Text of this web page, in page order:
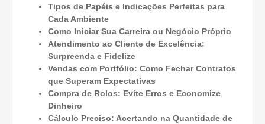
Tipos de Papéis e Indicações Perfeitas para
Cada Ambiente
Como Iniciar Sua Carreira ou Negócio Próprio
Atendimento ao Cliente de Excelência:
Surpreenda e Fidelize
Vendas com Portfólio: Como Fechar Contratos
que Superam Expectativas
Compra de Rolos: Evite Erros e Economize
Dinheiro
Cálculo Preciso: Acertando na Quantidade de